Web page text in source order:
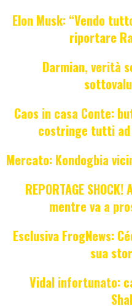
Elon Musk: “Vendo
riportare
Darmian, verità
Caos in casa Conte:
costringe tutti ad
Mercato: Kondogbia
REPORTAGE
mentre va a
Esclusiva FrogNews:
sua
Vidal infortunato: